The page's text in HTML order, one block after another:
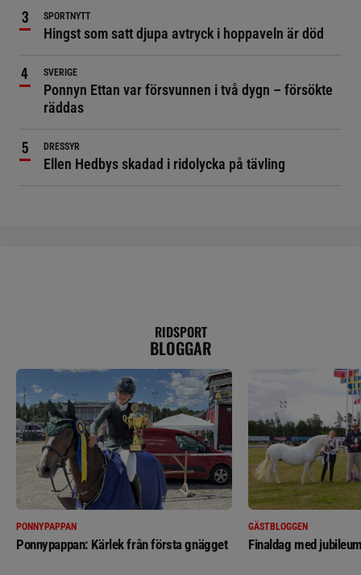
SPORTNYTT
Hingst som satt djupa avtryck i hoppaveln är död
SVERIGE
Ponnyn Ettan var försvunnen i två dygn – försökte
räddas
DRESSYR
Ellen Hedbys skadad i ridolycka på tävling
RIDSPORT
BLOGGAR
PONNYPAPPAN
Ponnypappan: Kärlek från första gnägget
GÄSTBLOGGEN
Finaldag med